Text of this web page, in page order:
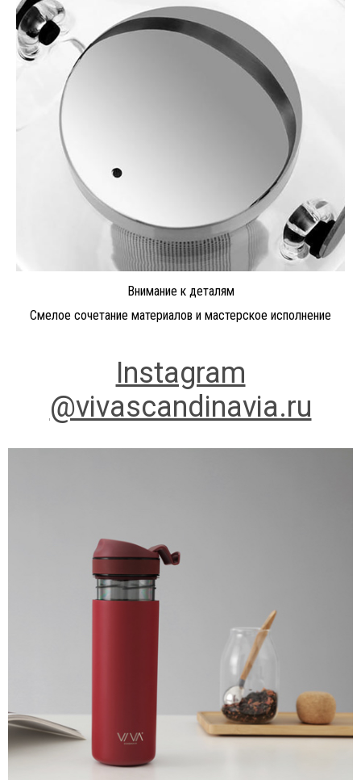
Внимание к деталям
Смелое сочетание материалов и мастерское исполнение
Instagram
@vivascandinavia.ru